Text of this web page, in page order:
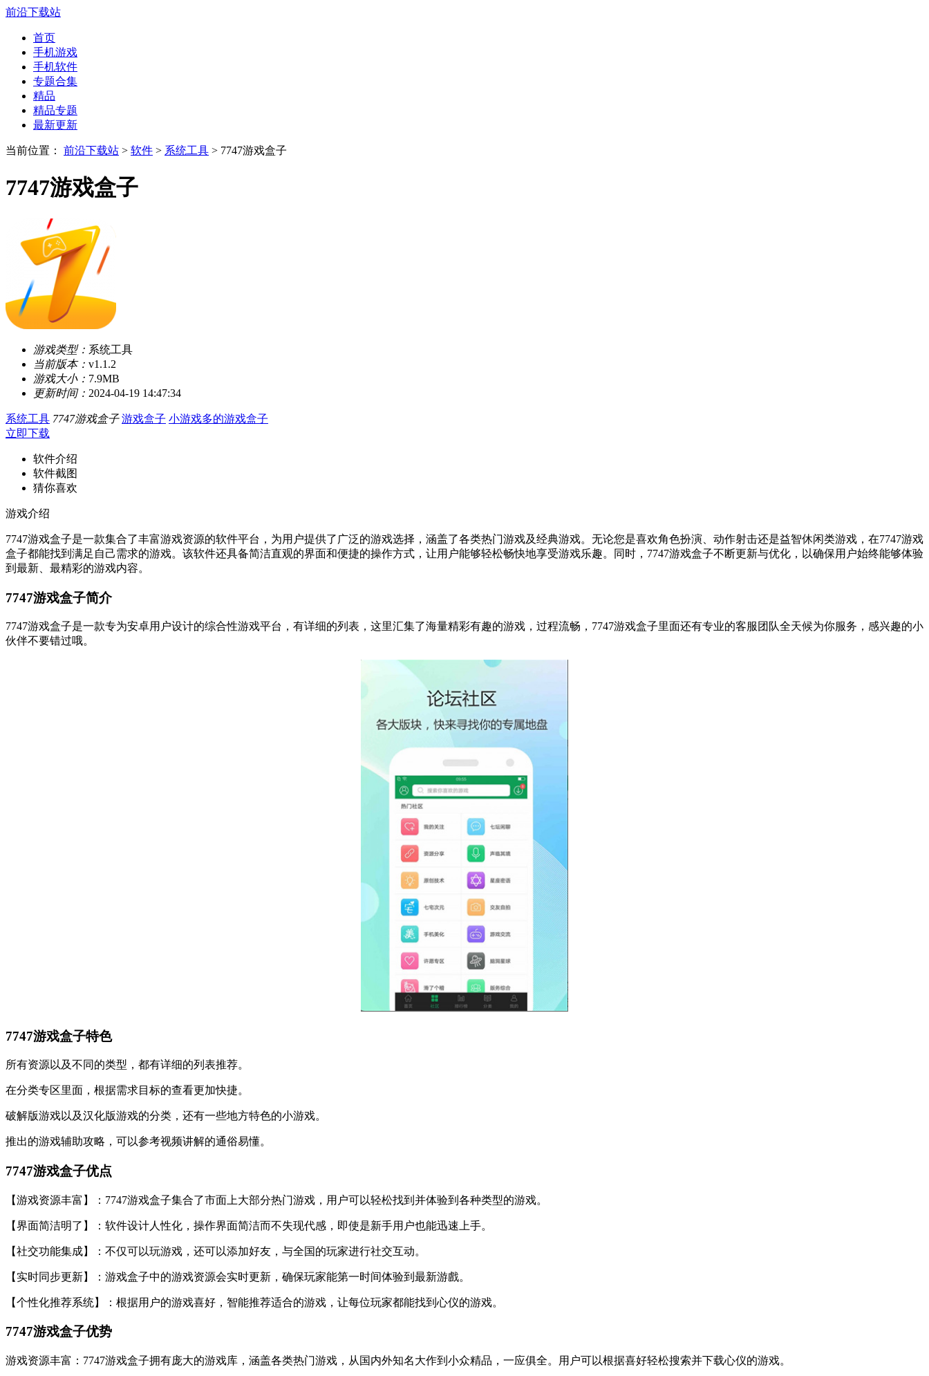
前沿下载站
首页
手机游戏
手机软件
专题合集
精品
精品专题
最新更新
当前位置： 前沿下载站 > 软件 > 系统工具 > 7747游戏盒子
7747游戏盒子
游戏类型： 系统工具
当前版本： v1.1.2
游戏大小： 7.9MB
更新时间： 2024-04-19 14:47:34
系统工具 7747游戏盒子 游戏盒子 小游戏多的游戏盒子
立即下载
软件介绍
软件截图
猜你喜欢
游戏介绍
7747游戏盒子是一款集合了丰富游戏资源的软件平台，为用户提供了广泛的游戏选择，涵盖了各类热门游戏及经典游戏。无论您是喜欢角色扮演、动作射击还是益智休闲类游戏，在7747游戏
盒子都能找到满足自己需求的游戏。该软件还具备简洁直观的界面和便捷的操作方式，让用户能够轻松畅快地享受游戏乐趣。同时，7747游戏盒子不断更新与优化，以确保用户始终能够体验
到最新、最精彩的游戏内容。
7747游戏盒子简介
7747游戏盒子是一款专为安卓用户设计的综合性游戏平台，有详细的列表，这里汇集了海量精彩有趣的游戏，过程流畅，7747游戏盒子里面还有专业的客服团队全天候为你服务，感兴趣的小
伙伴不要错过哦。
7747游戏盒子特色
所有资源以及不同的类型，都有详细的列表推荐。
在分类专区里面，根据需求目标的查看更加快捷。
破解版游戏以及汉化版游戏的分类，还有一些地方特色的小游戏。
推出的游戏辅助攻略，可以参考视频讲解的通俗易懂。
7747游戏盒子优点
【游戏资源丰富】：7747游戏盒子集合了市面上大部分热门游戏，用户可以轻松找到并体验到各种类型的游戏。
【界面简洁明了】：软件设计人性化，操作界面简洁而不失现代感，即使是新手用户也能迅速上手。
【社交功能集成】：不仅可以玩游戏，还可以添加好友，与全国的玩家进行社交互动。
【实时同步更新】：游戏盒子中的游戏资源会实时更新，确保玩家能第一时间体验到最新游戲。
【个性化推荐系统】：根据用户的游戏喜好，智能推荐适合的游戏，让每位玩家都能找到心仪的游戏。
7747游戏盒子优势
游戏资源丰富：7747游戏盒子拥有庞大的游戏库，涵盖各类热门游戏，从国内外知名大作到小众精品，一应俱全。用户可以根据喜好轻松搜索并下载心仪的游戏。